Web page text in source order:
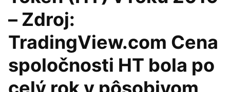
– Zdroj:
TradingView.com Cena
spoločnosti HT bola po